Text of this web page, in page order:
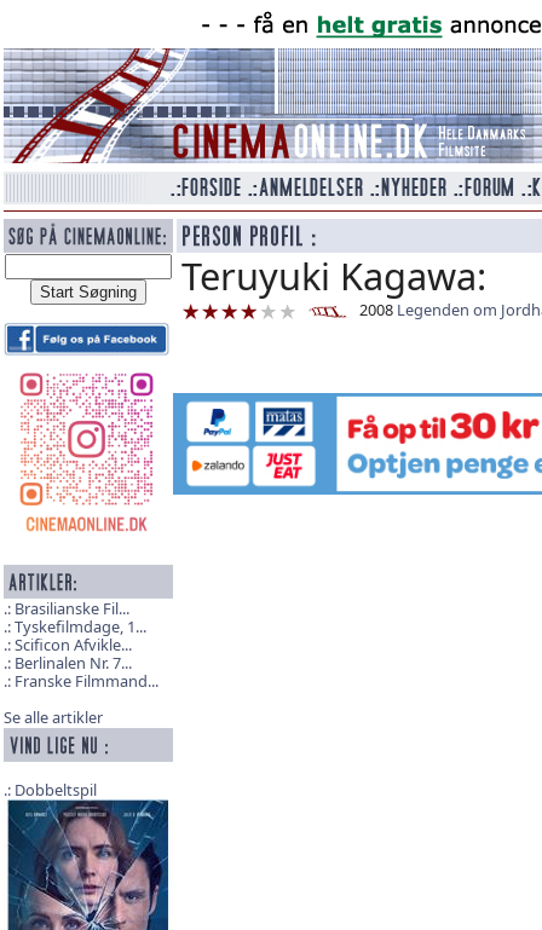
Brasilianske Fil...
Tyskefilmdage, 1...
Scificon Afvikle...
Berlinalen Nr. 7...
Franske Filmmand...
Se alle artikler
Dobbeltspil
Teruyuki Kagawa:
2008 Legenden om